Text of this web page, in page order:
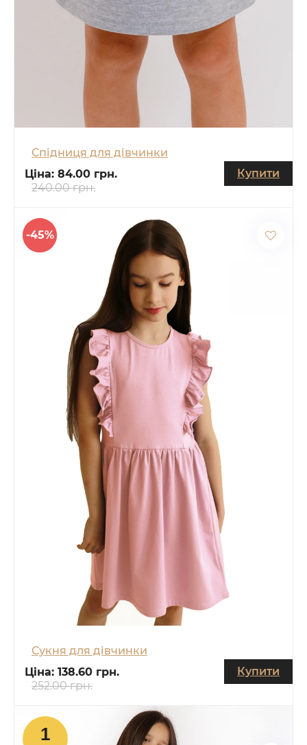
Спідниця для дівчинки
Ціна: 84.00 грн.
240.00 грн.
Купити
-45%
Сукня для дівчинки
Ціна: 138.60 грн.
252.00 грн.
Купити